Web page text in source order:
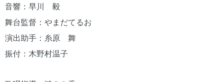
音響：早川 毅
舞台監督：やまだてるお
演出助手：糸原 舞
振付：木野村温子